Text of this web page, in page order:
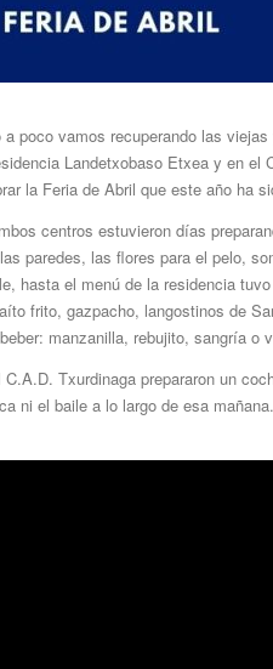
a poco vamos recuperando las
Landetxobaso Etxea y en el
la Feria de Abril que este año ha
centros estuvieron días
paredes, las flores para el pelo,
hasta el menú de la residencia
frito, gazpacho, langostinos de
manzanilla, rebujito, sangría o
C.A.D. Txurdinaga prepararon un
ni el baile a lo largo de esa